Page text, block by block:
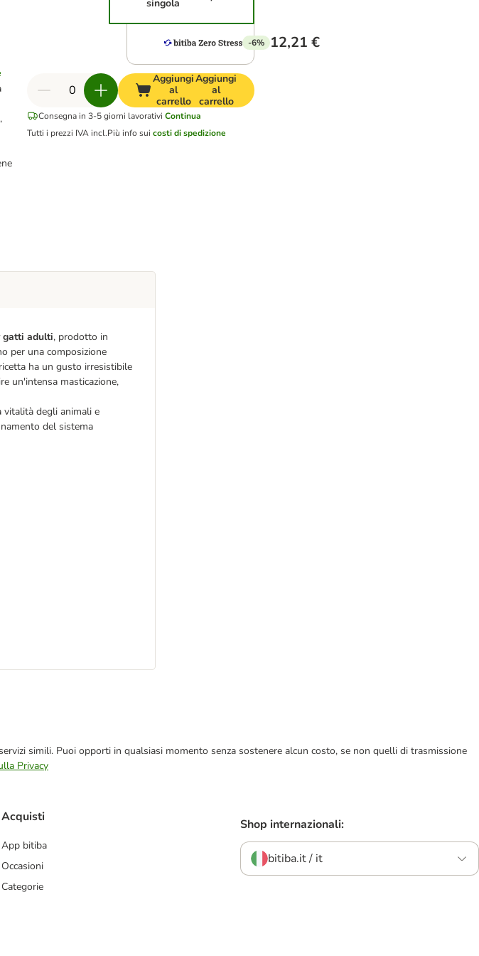
singola
-6% 12,21 €
Aggiungi
al
carrello
Aggiungi
al
carrello
Consegna in 3-5 giorni lavorativi Continua
Tutti i prezzi IVA incl.Più info sui costi di spedizione
gatti adulti, prodotto in
per una composizione
ha un gusto irresistibile
un'intensa masticazione,
vitalità degli animali e
del sistema
simili. Puoi opporti in qualsiasi momento senza sostenere alcun costo, se non quelli di trasmissione
Privacy
Acquisti
App bitiba
Occasioni
Categorie
Shop internazionali:
bitiba.it / it